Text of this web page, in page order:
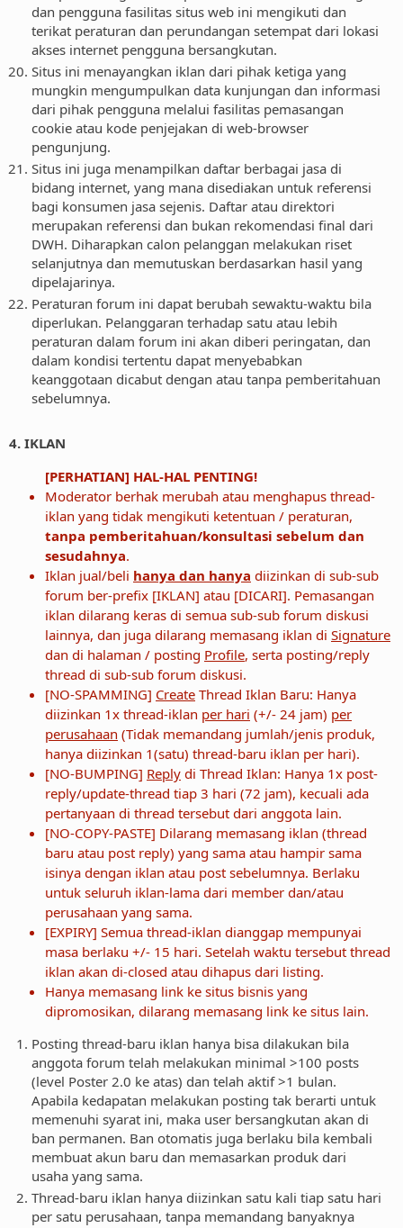
dan pengguna fasilitas situs web ini mengikuti dan
terikat peraturan dan perundangan setempat dari lokasi
akses internet pengguna bersangkutan.
Situs ini menayangkan iklan dari pihak ketiga yang
mungkin mengumpulkan data kunjungan dan informasi
dari pihak pengguna melalui fasilitas pemasangan
cookie atau kode penjejakan di web-browser
pengunjung.
Situs ini juga menampilkan daftar berbagai jasa di
bidang internet, yang mana disediakan untuk referensi
bagi konsumen jasa sejenis. Daftar atau direktori
merupakan referensi dan bukan rekomendasi final dari
DWH. Diharapkan calon pelanggan melakukan riset
selanjutnya dan memutuskan berdasarkan hasil yang
dipelajarinya.
Peraturan forum ini dapat berubah sewaktu-waktu bila
diperlukan. Pelanggaran terhadap satu atau lebih
peraturan dalam forum ini akan diberi peringatan, dan
dalam kondisi tertentu dapat menyebabkan
keanggotaan dicabut dengan atau tanpa pemberitahuan
sebelumnya.
4. IKLAN
[PERHATIAN] HAL-HAL PENTING!
Moderator berhak merubah atau menghapus thread-
iklan yang tidak mengikuti ketentuan / peraturan,
tanpa pemberitahuan/konsultasi sebelum dan
sesudahnya.
Iklan jual/beli hanya dan hanya diizinkan di sub-sub
forum ber-prefix [IKLAN] atau [DICARI]. Pemasangan
iklan dilarang keras di semua sub-sub forum diskusi
lainnya, dan juga dilarang memasang iklan di Signature
dan di halaman / posting Profile, serta posting/reply
thread di sub-sub forum diskusi.
[NO-SPAMMING] Create Thread Iklan Baru: Hanya
diizinkan 1x thread-iklan per hari (+/- 24 jam) per
perusahaan (Tidak memandang jumlah/jenis produk,
hanya diizinkan 1(satu) thread-baru iklan per hari).
[NO-BUMPING] Reply di Thread Iklan: Hanya 1x post-
reply/update-thread tiap 3 hari (72 jam), kecuali ada
pertanyaan di thread tersebut dari anggota lain.
[NO-COPY-PASTE] Dilarang memasang iklan (thread
baru atau post reply) yang sama atau hampir sama
isinya dengan iklan atau post sebelumnya. Berlaku
untuk seluruh iklan-lama dari member dan/atau
perusahaan yang sama.
[EXPIRY] Semua thread-iklan dianggap mempunyai
masa berlaku +/- 15 hari. Setelah waktu tersebut thread
iklan akan di-closed atau dihapus dari listing.
Hanya memasang link ke situs bisnis yang
dipromosikan, dilarang memasang link ke situs lain.
Posting thread-baru iklan hanya bisa dilakukan bila
anggota forum telah melakukan minimal >100 posts
(level Poster 2.0 ke atas) dan telah aktif >1 bulan.
Apabila kedapatan melakukan posting tak berarti untuk
memenuhi syarat ini, maka user bersangkutan akan di
ban permanen. Ban otomatis juga berlaku bila kembali
membuat akun baru dan memasarkan produk dari
usaha yang sama.
Thread-baru iklan hanya diizinkan satu kali tiap satu hari
per satu perusahaan, tanpa memandang banyaknya